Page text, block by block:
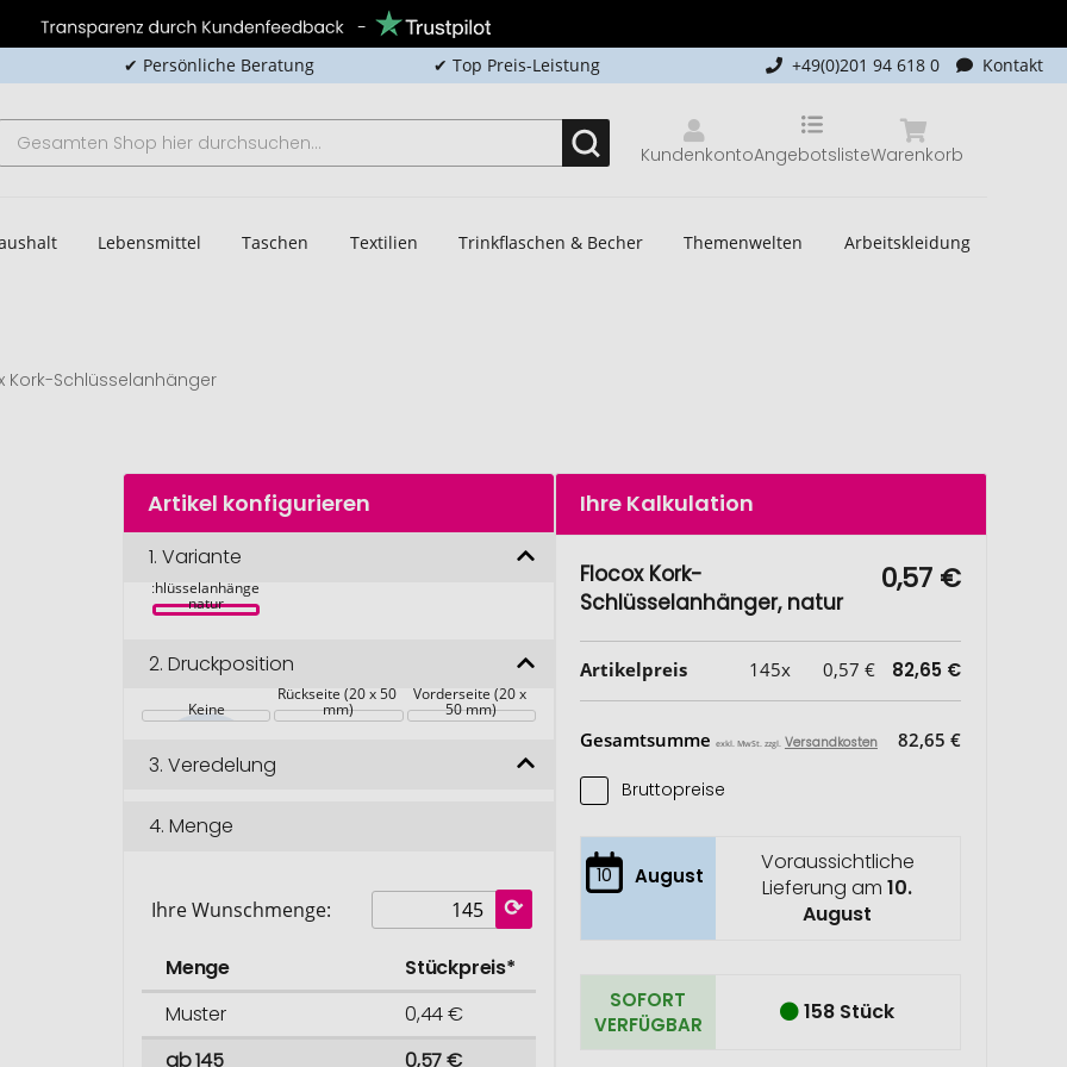
✔ Persönliche Beratung ✔ Top Preis-Leistung +49(0)201 94 618 0 Kontakt
Kundenkonto Warenkorb
Angebotsliste
Lebensmittel Taschen Textilien Trinkflaschen & Becher Themenwelten Arbeitskleidung
Kork-Schlüsselanhänger
Artikel konfigurieren
1.Variante
Schlüsselanhänger,
natur
2.Druckposition
Keine
Rückseite (20 x 50
mm)
Vorderseite (20 x
50 mm)
3.Veredelung
4.Menge
Ihre Wunschmenge:
Menge
Stückpreis*
Muster
0,44 €
ab 145
0,57 €
Ihre Kalkulation
Flocox Kork-
Schlüsselanhänger, natur
0,57 €
Artikelpreis 145x 0,57 € 82,65 €
Gesamtsumme exkl. MwSt. zzgl. Versandkosten 82,65 €
Bruttopreise
10 August
Voraussichtliche
Lieferung am10.
August
SOFORT
VERFÜGBAR
158 Stück